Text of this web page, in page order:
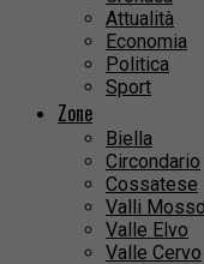
Attualità
Economia
Politica
Sport
Zone
Biella
Circondario
Cossatese
Valli
Valle Elvo
Valle Cervo